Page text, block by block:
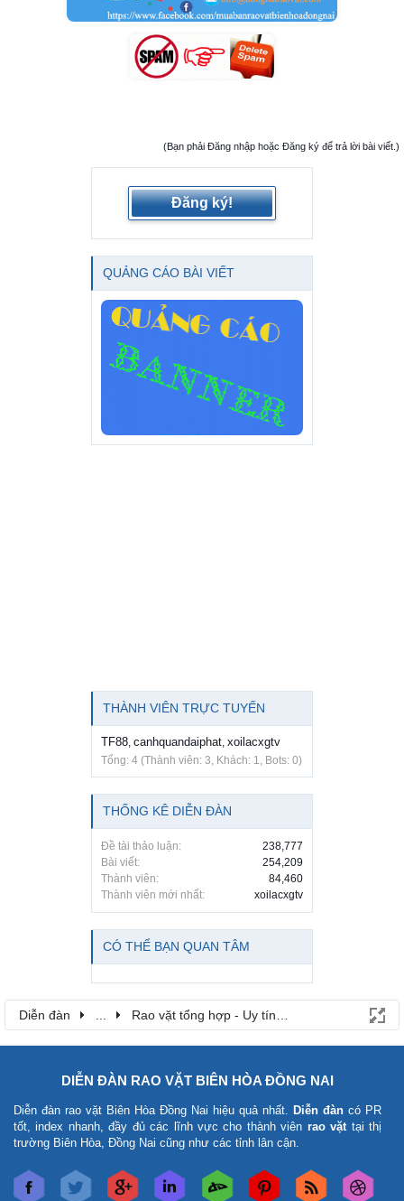
(Bạn phải Đăng nhập hoặc Đăng ký để trả lời bài viết.)
Đăng ký!
QUẢNG CÁO BÀI VIẾT
THÀNH VIÊN TRỰC TUYẾN
TF88 canhquandaiphat xoilacxgtv
Tổng: 4 (Thành viên: 3, Khách: 1, Bots: 0)
THỐNG KÊ DIỄN ĐÀN
Đề tài thảo luận:
238,777
Bài viết:
254,209
Thành viên:
84,460
Thành viên mới nhất:
xoilacxgtv
CÓ THỂ BẠN QUAN TÂM
Diễn đàn Rao vặt tổng hợp - Uy tín - Miễn phí
DIỄN ĐÀN RAO VẶT BIÊN HÒA ĐỒNG NAI
Diễn đàn rao vặt Biên Hòa Đồng Nai hiệu quả nhất. Diễn đàn có PR
tốt, index nhanh, đầy đủ các lĩnh vực cho thành viên rao vặt tại thị
trường Biên Hòa, Đồng Nai cũng như các tỉnh lân cận.